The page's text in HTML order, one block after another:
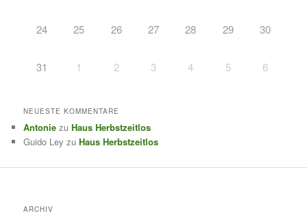
24 25 26 27 28 29 30
31 1 2 3 4 5 6
NEUESTE KOMMENTARE
Antonie zuHaus Herbstzeitlos
Guido Ley zuHaus Herbstzeitlos
ARCHIV